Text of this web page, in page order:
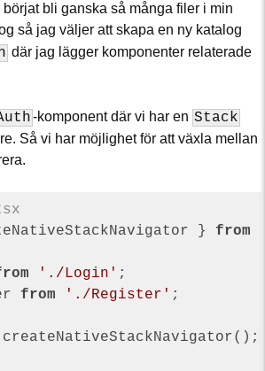
bli ganska så många filer i min
så jag väljer att skapa en ny katalog
där jag lägger komponenter relaterade
-komponent där vi har en Stack
Så vi har möjlighet för att växla mellan
} from
'./Login'
from './Register' ;